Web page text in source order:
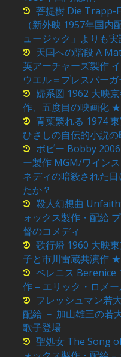
菩提樹 Die Trapp-
（新外映 1957年国内
ュージック」よりも
天国への階段 A
英アーチャーズ製作
ウエル＝プレスバー
婦系図 1962 大映
作、五度目の映画
青葉繁れる 1974
ひさしの自伝的小説
ボビー Bobby
ー製作 MGM/ワイン
ネディの暗殺された
たか？
殺人幻想曲
ォックス製作・配給
督のコメディ
歌行燈 1960 大映
子と市川雷蔵共演
ベレニス Berenice
作 – エリック・ロメ
フレッシュマン若
配給 － 加山雄三の若
歌子登場
聖処女 The Song